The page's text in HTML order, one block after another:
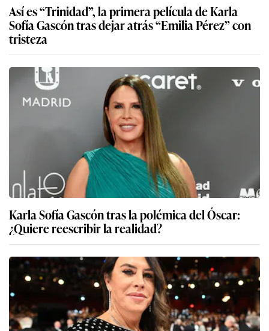
Así es “Trinidad”, la primera película de Karla
Sofía Gascón tras dejar atrás “Emilia Pérez” con
tristeza
Karla Sofía Gascón tras la polémica del Óscar:
¿Quiere reescribir la realidad?